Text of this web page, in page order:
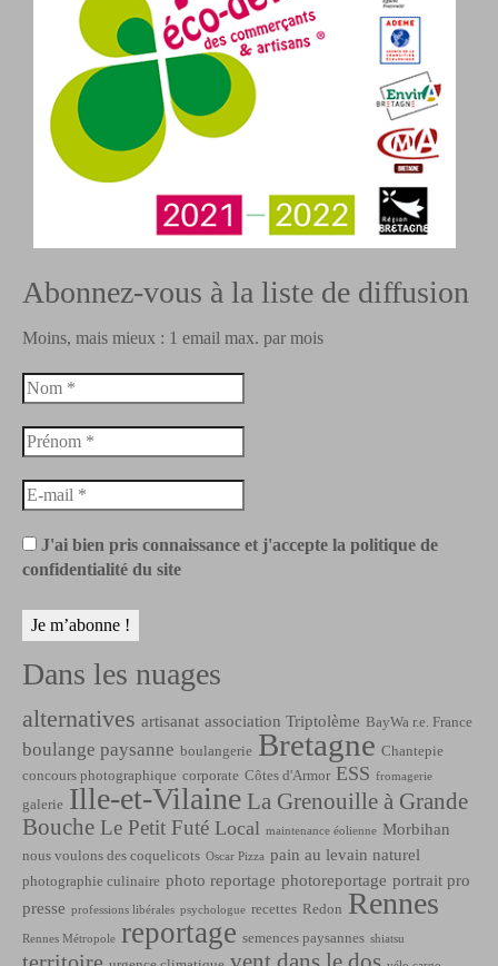
Abonnez-vous à la liste de diffusion
Moins, mais mieux : 1 email max. par mois
J'ai bien pris connaissance et j'accepte la politique de
confidentialité du site
Dans les nuages
alternatives artisanat association Triptolème BayWa r.e. France
boulange paysanne boulangerie Bretagne Chantepie
concours photographique corporate Côtes d'Armor ESS fromagerie
galerie Ille-et-Vilaine La Grenouille à Grande
Bouche Le Petit Futé Local maintenance éolienne Morbihan
nous voulons des coquelicots Oscar Pizza pain au levain naturel
photographie culinaire photo reportage photoreportage portrait pro
presse professions libérales psychologue recettes Redon Rennes
Rennes Métropole reportage semences paysannes shiatsu